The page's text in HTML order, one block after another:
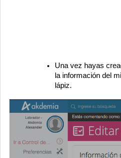
Una vez hayas
la información del
lápiz.